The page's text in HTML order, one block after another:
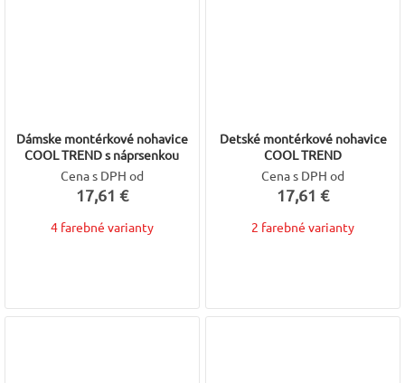
Dámske montérkové nohavice
COOL TREND s náprsenkou
Cena s DPH od
17,61 €
4 farebné varianty
Detské montérkové nohavice
COOL TREND
Cena s DPH od
17,61 €
2 farebné varianty